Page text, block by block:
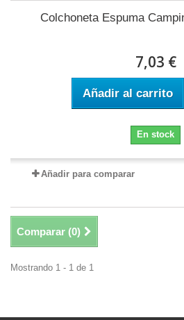
Colchoneta Espuma
7,03 €
Añadir al carrito
En stock
Añadir para comparar
Comparar (0)
Mostrando 1 - 1 de 1